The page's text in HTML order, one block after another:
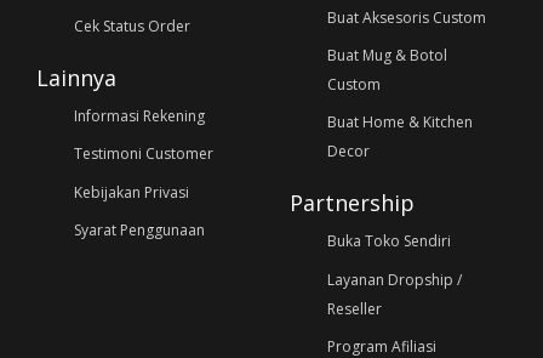
Cek Status Order
Lainnya
Informasi Rekening
Testimoni Customer
Kebijakan Privasi
Syarat Penggunaan
Buat Aksesoris Custom
Buat Mug & Botol
Custom
Buat Home & Kitchen
Decor
Partnership
Buka Toko Sendiri
Layanan Dropship /
Reseller
Program Afiliasi